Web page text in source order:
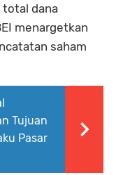
total dana
menargetkan
saham
Tujuan
Pasar